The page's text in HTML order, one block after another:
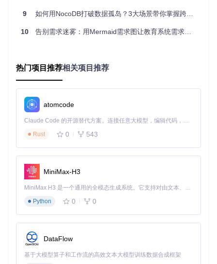
基础使用解决方案：从登录到信息查询
只需简单三步，即可完成从登录到信息查询的全过程：
zfnew
❤️正方教务管理系统（新版🌟）课表，通知，抢课 / Zhengfang Educational Administration Management System (new version) schedules, notifications, and rush classes
项目地址：https://gitcode.com/gh_mirrors/zf/zfnew
9 如何用NocoDB打破数据孤岛？3大场景带你掌握跨表联动
10 告别需求迷雾：用Mermaid需求图让教育系统需求分析清晰化
热门项目推荐相关项目推荐
atomcode
Claude Code 的开源替代方案。连接任意大模型，编辑代码，运行命令，自动验证 — 全自动执行。用 Rust 构建，极致性能。 ｜ An open-source alternative to Claude Code. Connect any LLM, edit code, run commands, and verify changes — autonomously. Built in Rust for speed. Get Started
Rust
0 543
MiniMax-H3
MiniMax H3 是一个通用的全模态生成系统。它支持对由文本、图像、视频和音频组成的多模态上下文进行统一理解，并能生成分辨率高达 2K、时长可达 15 秒的带原生立体声音频的视频。得益于面向任务泛化的系统设计，H3 在预训练阶段就已具备广泛的多模态上下文理解与生成能力，能够出色地执行复杂的多模态指令。
Python
0 0
DataFlow
基于大模型算子和工作流的高效文本大模型训练数据合成框架